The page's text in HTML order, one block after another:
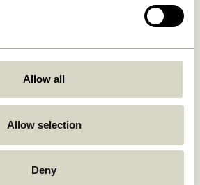
Allow all
Allow selection
Deny
Retourner